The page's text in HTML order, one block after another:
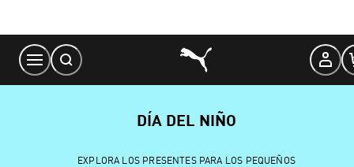
Content
DÍA DEL NIÑO
EXPLORA LOS PRESENTES PARA LOS PEQUEÑOS